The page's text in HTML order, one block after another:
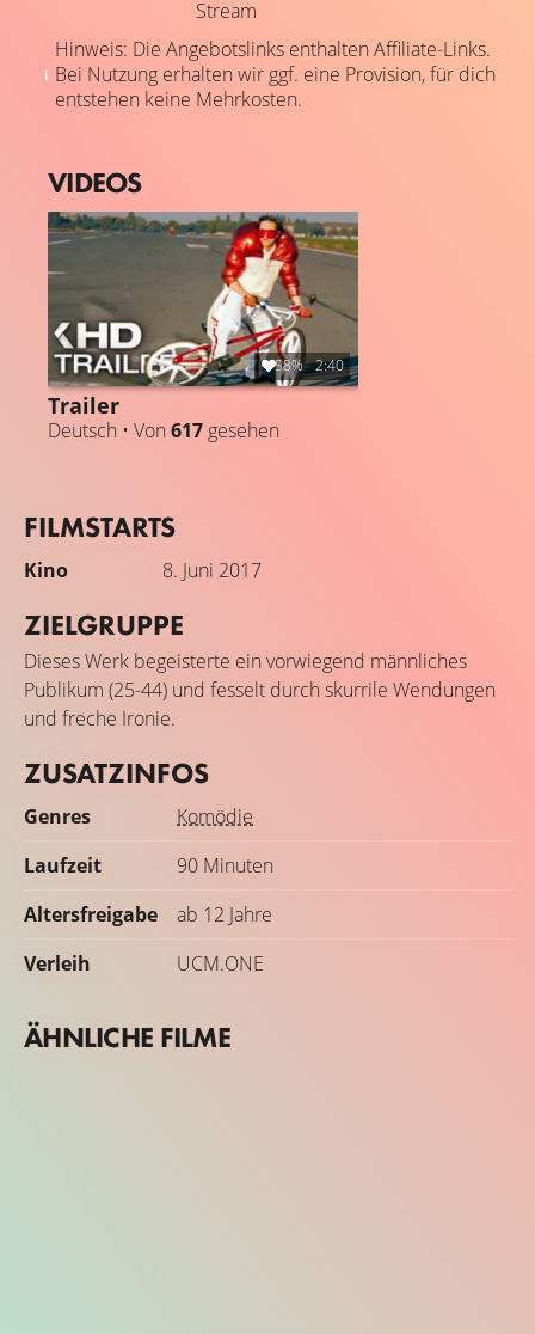
Stream
Hinweis: Die Angebotslinks enthalten Affiliate-Links.
Bei Nutzung erhalten wir ggf. eine Provision, für dich
entstehen keine Mehrkosten.
VIDEOS
58% 2:40
Trailer
Deutsch • Von617 gesehen
FILMSTARTS
Kino 8. Juni 2017
ZIELGRUPPE
Dieses Werk begeisterte ein vorwiegend männliches
Publikum (25-44) und fesselt durch skurrile Wendungen
und freche Ironie.
ZUSATZINFOS
Genres
Komödie
Laufzeit
90 Minuten
Altersfreigabe
ab 12 Jahre
Verleih
UCM.ONE
ÄHNLICHE FILME